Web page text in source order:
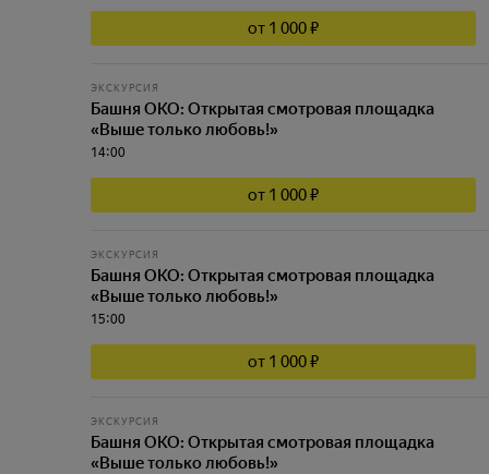
от 1 000 ₽
ЭКСКУРСИЯ
Башня ОКО: Открытая смотровая площадка
«Выше только любовь!»
14:00
от 1 000 ₽
ЭКСКУРСИЯ
Башня ОКО: Открытая смотровая площадка
«Выше только любовь!»
15:00
от 1 000 ₽
ЭКСКУРСИЯ
Башня ОКО: Открытая смотровая площадка
«Выше только любовь!»